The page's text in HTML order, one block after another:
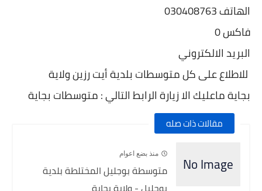
الهاتف 030408763
فاكس 0
البريد الالكتروني
للاطلاع على كل متوسطات بلدية أيت رزين ولاية
بجاية ماعليك الا زيارة الرابط التالي : متوسطات بجاية
مقالات ذات صله
منذ بضع اعوام
متوسطة بوجليل المختلطة بلدية